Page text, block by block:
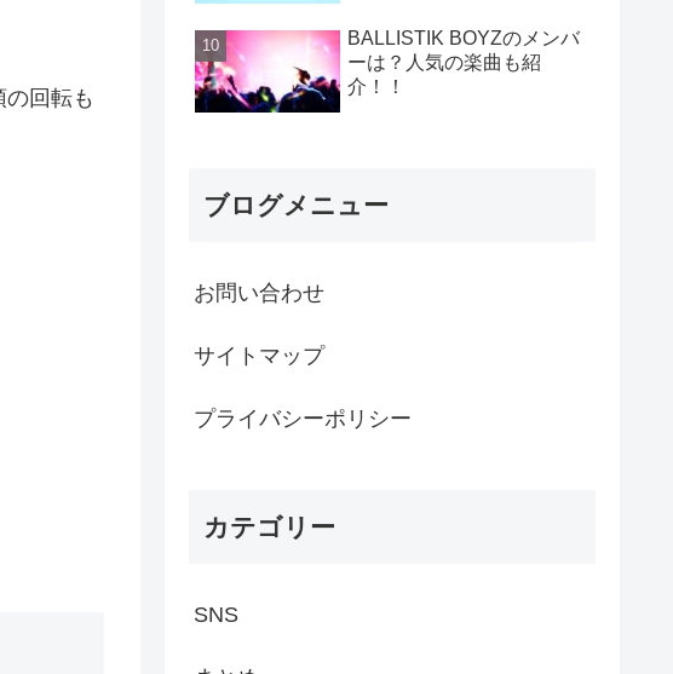
回転も
BALLISTIK BOYZのメンバ
ーは？人気の楽曲も紹
介！！
ブログメニュー
お問い合わせ
サイトマップ
プライバシーポリシー
カテゴリー
SNS